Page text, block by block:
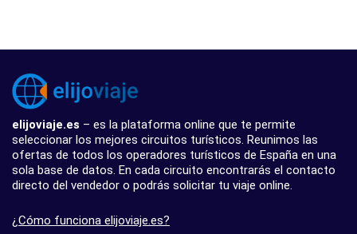
elijoviaje.es – es la plataforma online que te permite
seleccionar los mejores circuitos turísticos. Reunimos las
ofertas de todos los operadores turísticos de España en una
sola base de datos. En cada circuito encontrarás el contacto
directo del vendedor o podrás solicitar tu viaje online.
¿Cómo funciona elijoviaje.es?